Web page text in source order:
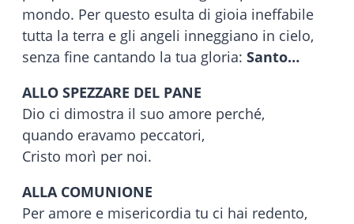
mondo. Per questo esulta di gioia ineffabile
tutta la terra e gli angeli inneggiano in cielo,
senza fine cantando la tua gloria: Santo…
ALLO SPEZZARE DEL PANE
Dio ci dimostra il suo amore perché,
quando eravamo peccatori,
Cristo morì per noi.
ALLA COMUNIONE
Per amore e misericordia tu ci hai redento,